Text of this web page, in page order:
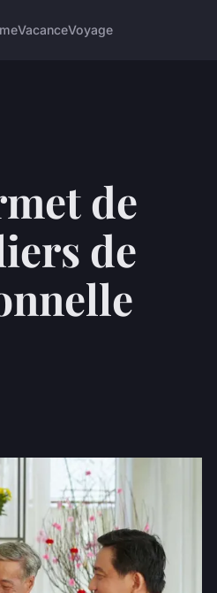
VacanceVoyage
de
de